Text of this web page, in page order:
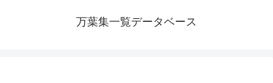
万葉集一覧データベース